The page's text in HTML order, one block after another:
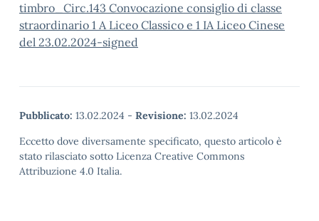
timbro_Circ.143 Convocazione consiglio di classe
straordinario 1 A Liceo Classico e 1 IA Liceo Cinese
del 23.02.2024-signed
Pubblicato: 13.02.2024 - Revisione: 13.02.2024
Eccetto dove diversamente specificato, questo articolo è
stato rilasciato sotto Licenza Creative Commons
Attribuzione 4.0 Italia.